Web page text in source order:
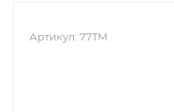
Артикул: 77TM